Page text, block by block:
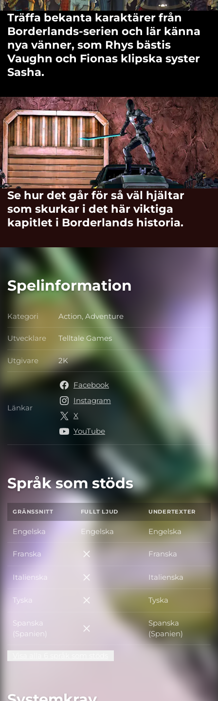
Träffa bekanta karaktärer från
Borderlands-serien och lär känna
nya vänner, som Rhys bästis
Vaughn och Fionas klipska syster
Sasha.
Se hur det går för så väl hjältar
som skurkar i det här viktiga
kapitlet i Borderlands historia.
Spelinformation
Kategori Kategori
Action, Adventure
Utvecklare Utvecklare
Telltale Games
Utgivare Utgivare
2K
Länkar Länkar
Facebook
Instagram
X
YouTube
Språk som stöds
GRÄNSSNITT FULLT LJUD UNDERTEXTER
Engelska Engelska Engelska
Franska Franska Franska
Italienska Italienska Italienska
Tyska Tyska Tyska
Spanska
(Spanien)
Spanska (Spanien)
Spanska
(Spanien)